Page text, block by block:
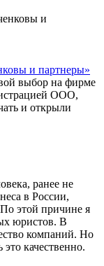
и партнеры»
выбор на фирме
ООО,
и открыли
ранее не
в России,
этой причине я
юристов. В
компаний. Но
это качественно.